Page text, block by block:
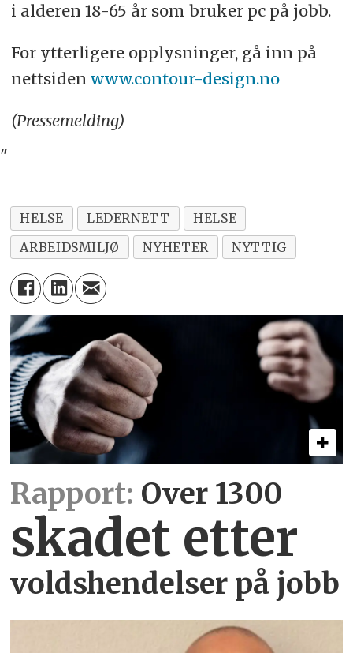
i alderen 18-65 år som bruker pc på jobb.
For ytterligere opplysninger, gå inn på
nettsiden www.contour-design.no
(Pressemelding)
"
HELSE LEDERNETT
HELSE
ARBEIDSMILJØ
NYHETER NYTTIG
Rapport: Over 1300
skadet etter
voldshendelser på jobb